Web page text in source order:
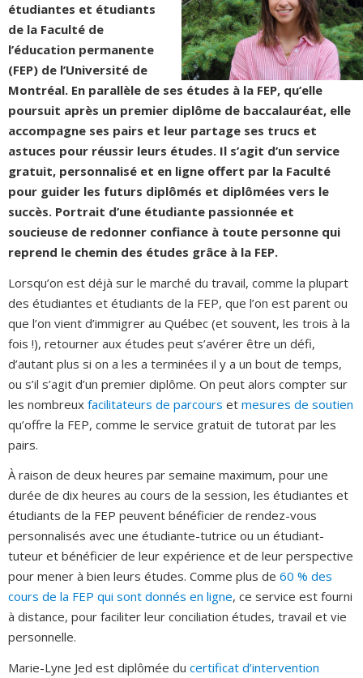
étudiantes et étudiants
de la Faculté de
l’éducation permanente
(FEP) de l’Université de
Montréal. En parallèle de ses études à la FEP, qu’elle
poursuit après un premier diplôme de baccalauréat, elle
accompagne ses pairs et leur partage ses trucs et
astuces pour réussir leurs études. Il s’agit d’un service
gratuit, personnalisé et en ligne offert par la Faculté
pour guider les futurs diplômés et diplômées vers le
succès. Portrait d’une étudiante passionnée et
soucieuse de redonner confiance à toute personne qui
reprend le chemin des études grâce à la FEP.
Lorsqu’on est déjà sur le marché du travail, comme la plupart
des étudiantes et étudiants de la FEP, que l’on est parent ou
que l’on vient d’immigrer au Québec (et souvent, les trois à la
fois !), retourner aux études peut s’avérer être un défi,
d’autant plus si on a les a terminées il y a un bout de temps,
ou s’il s’agit d’un premier diplôme. On peut alors compter sur
les nombreux facilitateurs de parcours et mesures de soutien
qu’offre la FEP, comme le service gratuit de tutorat par les
pairs.
À raison de deux heures par semaine maximum, pour une
durée de dix heures au cours de la session, les étudiantes et
étudiants de la FEP peuvent bénéficier de rendez-vous
personnalisés avec une étudiante-tutrice ou un étudiant-
tuteur et bénéficier de leur expérience et de leur perspective
pour mener à bien leurs études. Comme plus de 60 % des
cours de la FEP qui sont donnés en ligne, ce service est fourni
à distance, pour faciliter leur conciliation études, travail et vie
personnelle.
Marie-Lyne Jed est diplômée du certificat d’intervention